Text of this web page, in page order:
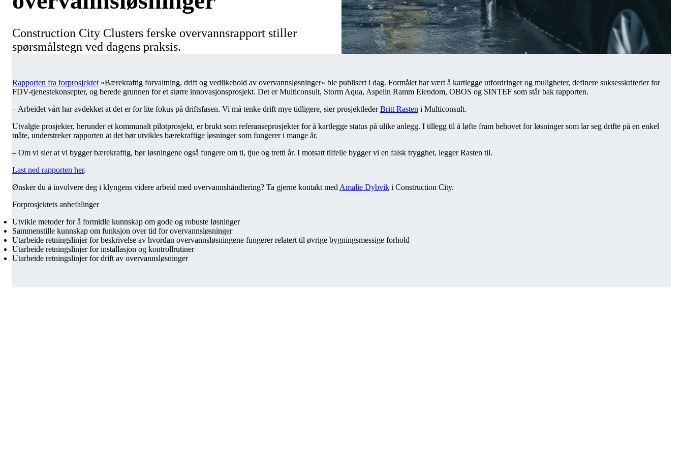
Construction City Clusters ferske overvannsrapport stiller
spørsmålstegn ved dagens praksis.
Rapporten fra forprosjektet «Bærekraftig forvaltning, drift og vedlikehold av overvannsløsninger» ble publisert i dag. Formålet har vært å kartlegge utfordringer og muligheter, definere suksesskriterier for
FDV-tjenestekonsepter, og berede grunnen for et større innovasjonsprosjekt. Det er Multiconsult, Storm Aqua, Aspelin Ramm Eiendom, OBOS og SINTEF som står bak rapporten.
– Arbeidet vårt har avdekket at det er for lite fokus på driftsfasen. Vi må tenke drift mye tidligere, sier prosjektlederBritt Rasten i Multiconsult.
Utvalgte prosjekter, herunder et kommunalt pilotprosjekt, er brukt som referanseprosjekter for å kartlegge status på ulike anlegg. I tillegg til å løfte fram behovet for løsninger som lar seg drifte på en enkel
måte, understreker rapporten at det bør utvikles bærekraftige løsninger som fungerer i mange år.
– Om vi sier at vi bygger bærekraftig, bør løsningene også fungere om ti, tjue og tretti år. I motsatt tilfelle bygger vi en falsk trygghet, legger Rasten til.
Last ned rapporten her.
Ønsker du å involvere deg i klyngens videre arbeid med overvannshåndtering? Ta gjerne kontakt med Amalie Dybvik i Construction City.
Forprosjektets anbefalinger
Utvikle metoder for å formidle kunnskap om gode og robuste løsninger
Sammenstille kunnskap om funksjon over tid for overvannsløsninger
Utarbeide retningslinjer for beskrivelse av hvordan overvannsløsningene fungerer relatert til øvrige bygningsmessige forhold
Utarbeide retningslinjer for installasjon og kontrollrutiner
Utarbeide retningslinjer for drift av overvannsløsninger